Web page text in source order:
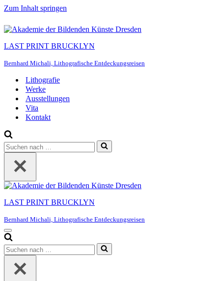
Zum Inhalt springen
LAST PRINT BRUCKLYN
Bernhard Michali, Lithografische Entdeckungsreisen
Litho­gra­fie
Wer­ke
Aus­stel­lun­gen
Vita
Kon­takt
Suchen
nach …
LAST PRINT BRUCKLYN
Bernhard Michali, Lithografische Entdeckungsreisen
Navigationsmenü
Suchen
nach …